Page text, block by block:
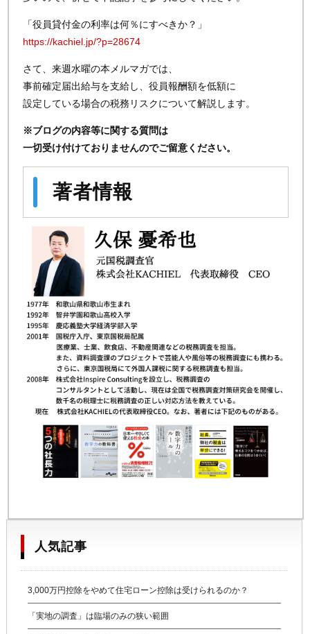
「役員貸付金の利率は何％にすべきか？」
https://kachiel.jp/?p=28674
さて、来週水曜の本メルマガでは、
事前確定届出給与を支給し、役員報酬額を低額に
設定している場合の税務リスクについて解説します。
※ブログの内容等に関する質問は
一切受け付けておりませんのでご留意ください。
著者情報
人気記事
3,000万円控除をやめて住宅ローン控除は受けられるのか？
「実地の調査」は臨場のみの狭い範囲